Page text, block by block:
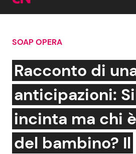
Cerca:
News e Cronaca
Attualità Italiana
Dal Mondo
SOAP OPERA
Racconto di
anticipazioni:
incinta ma chi
del bambino? Il